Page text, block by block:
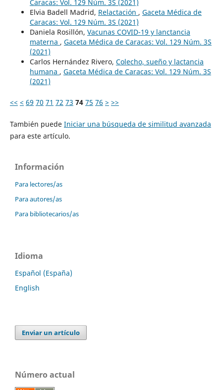
Caracas: Vol. 129 Núm. 3S (2021)
Elvia Badell Madrid, Relactación , Gaceta Médica de
Caracas: Vol. 129 Núm. 3S (2021)
Daniela Rosillón, Vacunas COVID-19 y lanctancia
materna , Gaceta Médica de Caracas: Vol. 129 Núm. 3S
(2021)
Carlos Hernández Rivero, Colecho, sueño y lactancia
humana , Gaceta Médica de Caracas: Vol. 129 Núm. 3S
(2021)
<< < 69 70 71 72 73 74 75 76 > >>
También puede Iniciar una búsqueda de similitud avanzada
para este artículo.
Información
Para lectores/as
Para autores/as
Para bibliotecarios/as
Idioma
Español (España)
English
Enviar un artículo
Número actual